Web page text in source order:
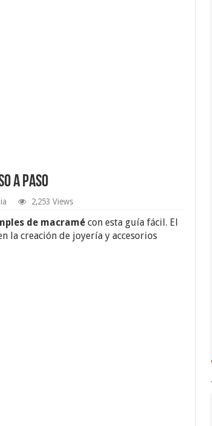
a Paso
2,253 Views
de macramécon esta guía fácil. El
la creación de joyería y accesorios